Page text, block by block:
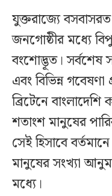
যুক্তরাজ্যে
জনগোষ্ঠীর মধ্যে
বংশোদ্ভূত।
এবং বিভিন্ন গবেষণা
ব্রিটেনে
শতাংশ মানুষের
সেই হিসাবে
মানুষের সংখ্যা
মধ্যে।